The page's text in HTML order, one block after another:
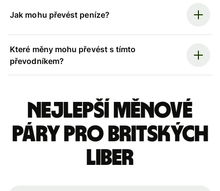
Jak mohu převést peníze?
Které měny mohu převést s tímto
převodníkem?
Nejlepší měnové
páry pro britských
liber